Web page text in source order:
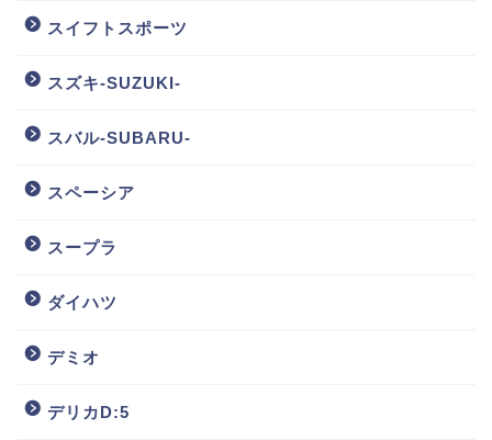
スイフトスポーツ
スズキ-SUZUKI-
スバル-SUBARU-
スペーシア
スープラ
ダイハツ
デミオ
デリカD:5